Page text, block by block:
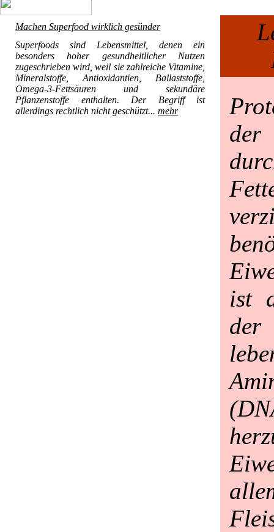
Machen Superfood wirklich gesünder
Superfoods sind Lebensmittel, denen ein
besonders hoher gesundheitlicher Nutzen
zugeschrieben wird, weil sie zahlreiche Vitamine,
Mineralstoffe, Antioxidantien, Ballaststoffe,
Omega-3-Fettsäuren und sekundäre
Pflanzenstoffe enthalten. Der Begriff ist
allerdings rechtlich nicht geschützt... mehr
ist